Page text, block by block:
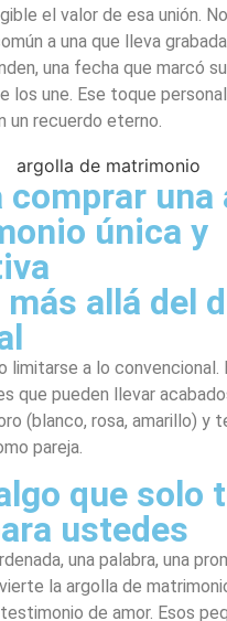
el valor de esa unión.
a una que lleva
una fecha que marcó
los une. Ese toque
un recuerdo eterno.
comprar una
única y
allá del
limitarse a lo convencional.
que pueden llevar
(blanco, rosa, amarillo) y
pareja.
que solo
ustedes
una palabra, una
la argolla de
de amor. Esos